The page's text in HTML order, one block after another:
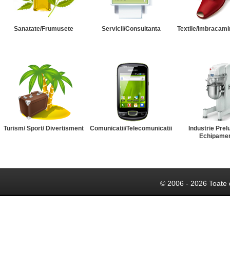
Sanatate/Frumusete Servicii/Consultanta Textile/
Turism/ Sport/ Divertisment Comunicatii/Telecomunicatii
Industrie
© 2006 - 2026